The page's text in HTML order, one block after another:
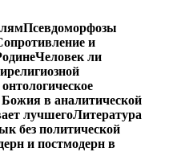
Псевдоморфозы
и
Человек ли
в аналитической
лучшегоЛитература
без политической
и постмодерн в